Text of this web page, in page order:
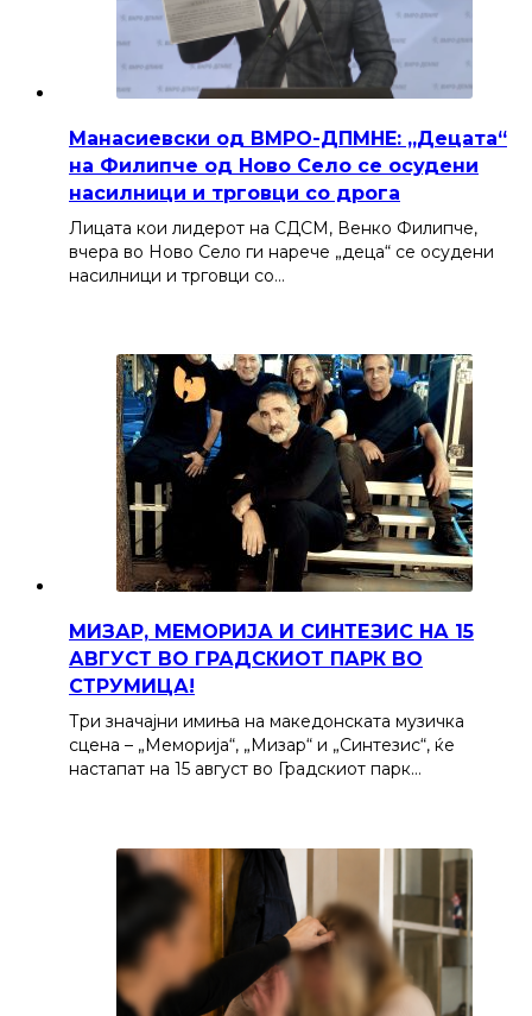
Манасиевски од ВМРО-ДПМНЕ: „Децата“
на Филипче од Ново Село се осудени
насилници и трговци со дрога
Лицата кои лидерот на СДСМ, Венко Филипче,
вчера во Ново Село ги нарече „деца“ се осудени
насилници и трговци со…
МИЗАР, МЕМОРИЈА И СИНТЕЗИС НА 15
АВГУСТ ВО ГРАДСКИОТ ПАРК ВО
СТРУМИЦА!
Три значајни имиња на македонската музичка
сцена – „Меморија“, „Мизар“ и „Синтезис“, ќе
настапат на 15 август во Градскиот парк…